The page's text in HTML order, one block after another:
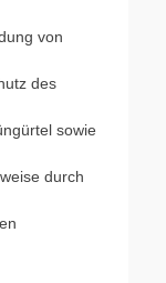
von
des
sowie
durch